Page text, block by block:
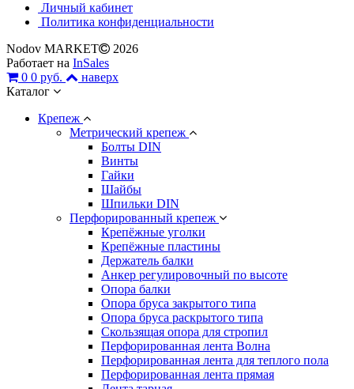
Личный кабинет
Политика конфиденциальности
Nodov MARKET
2026
Работает на InSales
0 0 руб.
наверх
Каталог
Крепеж
Метрический крепеж
Болты DIN
Винты
Гайки
Шайбы
Шпильки DIN
Перфорированный крепеж
Крепёжные уголки
Крепёжные пластины
Держатель балки
Анкер регулировочный по высоте
Опора балки
Опора бруса закрытого типа
Опора бруса раскрытого типа
Скользящая опора для стропил
Перфорированная лента Волна
Перфорированная лента для теплого пола
Перфорированная лента прямая